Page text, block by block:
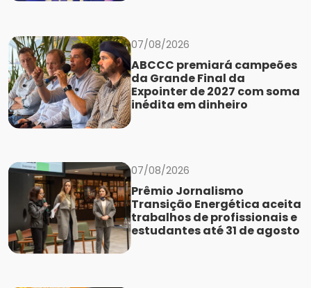
07/08/2026
ABCCC premiará campeões
da Grande Final da
Expointer de 2027 com soma
inédita em dinheiro
07/08/2026
Prêmio Jornalismo
Transição Energética aceita
trabalhos de profissionais e
estudantes até 31 de agosto